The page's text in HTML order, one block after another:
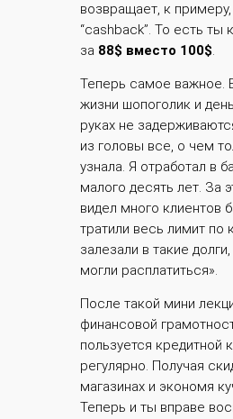
возвращает, к примеру,
“cashback”. То есть ты
за 88$ вместо 100$.
Теперь самое важное.
жизни шопоголик и
руках не
из головы все, о чем
узнала. Я отработал в
малого десять лет. За
видел много клиентов
тратили весь лимит по
залезали в такие
могли расплатиться».
После такой мини
финансовой
пользуется кредитной
регулярно. Получая
магазинах и экономя
Теперь и ты вправе